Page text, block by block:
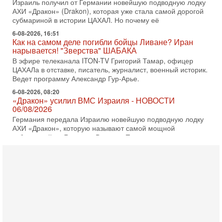
Израиль получил от Германии новейшую подводную лодку
АХИ «Дракон» (Drakon), которая уже стала самой дорогой
субмариной в истории ЦАХАЛ. Но почему её
6-08-2026, 16:51
Как на самом деле погибли бойцы Ливане? Иран
нарывается! "Зверства" ШАБАКА
В эфире телеканала ITON-TV Григорий Тамар, офицер
ЦАХАЛа в отставке, писатель, журналист, военный историк.
Ведет программу Александр Гур-Арье.
6-08-2026, 08:20
«Дракон» усилил ВМС Израиля - НОВОСТИ
06/08/2026
Германия передала Израилю новейшую подводную лодку
АХИ «Дракон», которую называют самой мощной
субмариной на Ближнем Востоке. Передача прошла на